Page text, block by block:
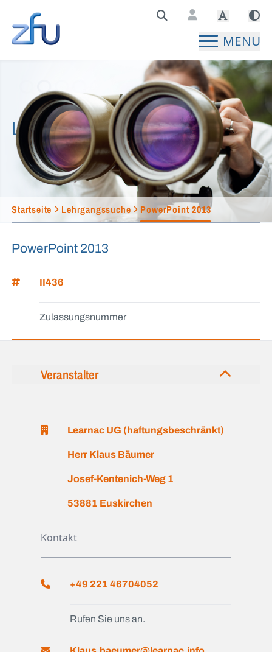
Zentralstelle für Fernunterricht Hauptseite
MENU
Lehrgangssuche
Startseite Lehrgangssuche PowerPoint 2013
PowerPoint 2013
II436
Zulassungsnummer
Veranstalter
Learnac UG (haftungsbeschränkt)
Herr Klaus Bäumer
Josef-Kentenich-Weg 1
53881 Euskirchen
Kontakt
+49 221 46704052
Rufen Sie uns an.